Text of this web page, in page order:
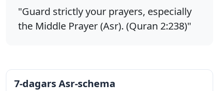
"Guard strictly your prayers, especially
the Middle Prayer (Asr). (Quran 2:238)"
7-dagars Asr-schema